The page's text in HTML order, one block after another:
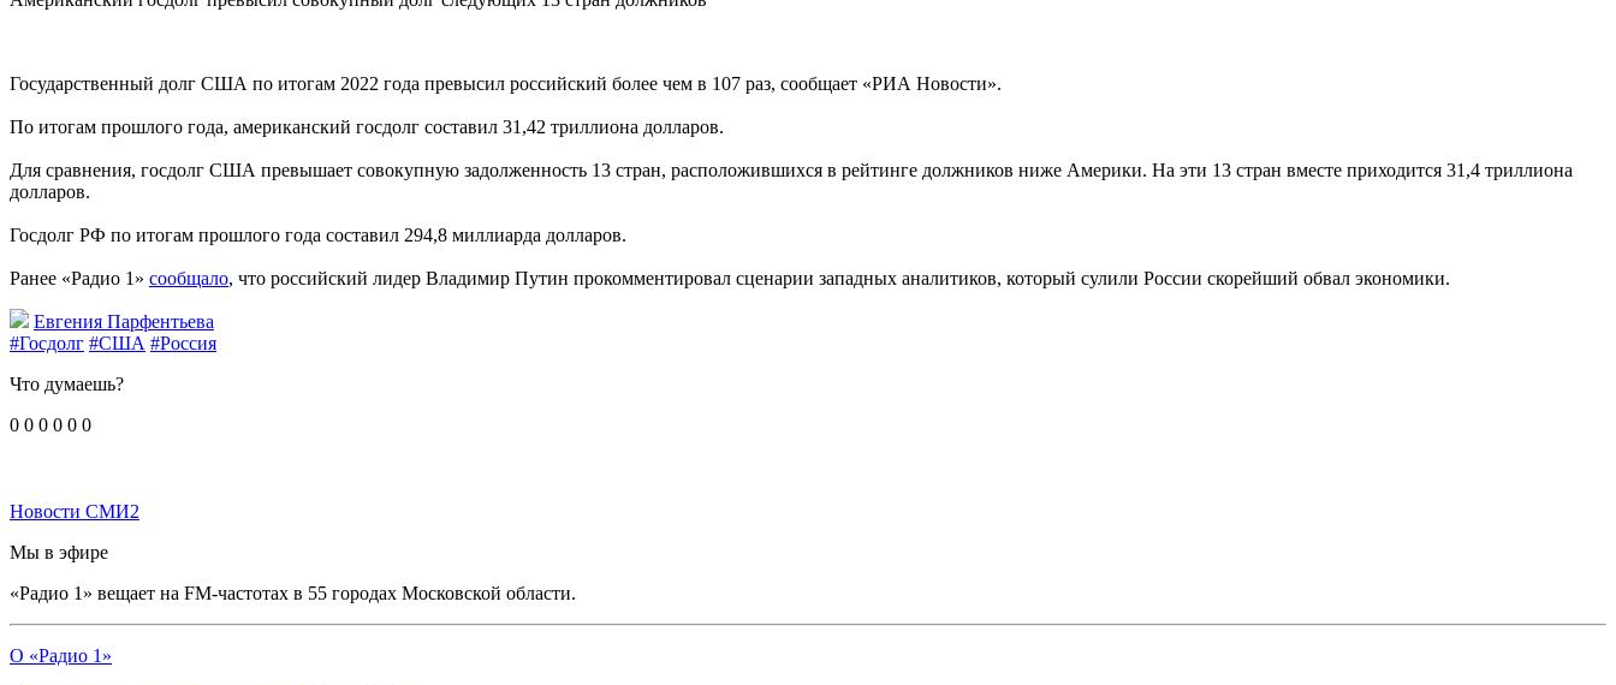
Государственный долг США по итогам 2022 года превысил российский более чем в 107 раз, сообщает «РИА Новости».
По итогам прошлого года, американский госдолг составил 31,42 триллиона долларов.
Для сравнения, госдолг США превышает совокупную задолженность 13 стран, расположившихся в рейтинге должников ниже Америки. На эти 13 стран вместе приходится 31,4 триллиона
долларов.
Госдолг РФ по итогам прошлого года составил 294,8 миллиарда долларов.
Ранее «Радио 1» сообщало, что российский лидер Владимир Путин прокомментировал сценарии западных аналитиков, который сулили России скорейший обвал экономики.
Евгения Парфентьева
#Госдолг #США #Россия
Что думаешь?
0 0 0 0 0 0
Новости СМИ2
Мы в эфире
«Радио 1» вещает на FM-частотах в 55 городах Московской области.
О «Радио 1»